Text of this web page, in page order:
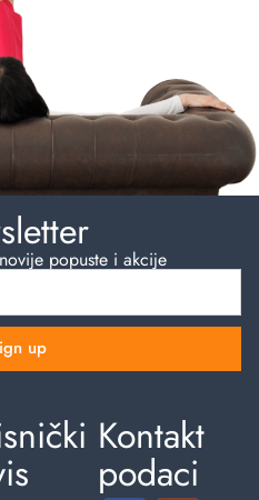
popuste i akcije
up
Kontakt
podaci